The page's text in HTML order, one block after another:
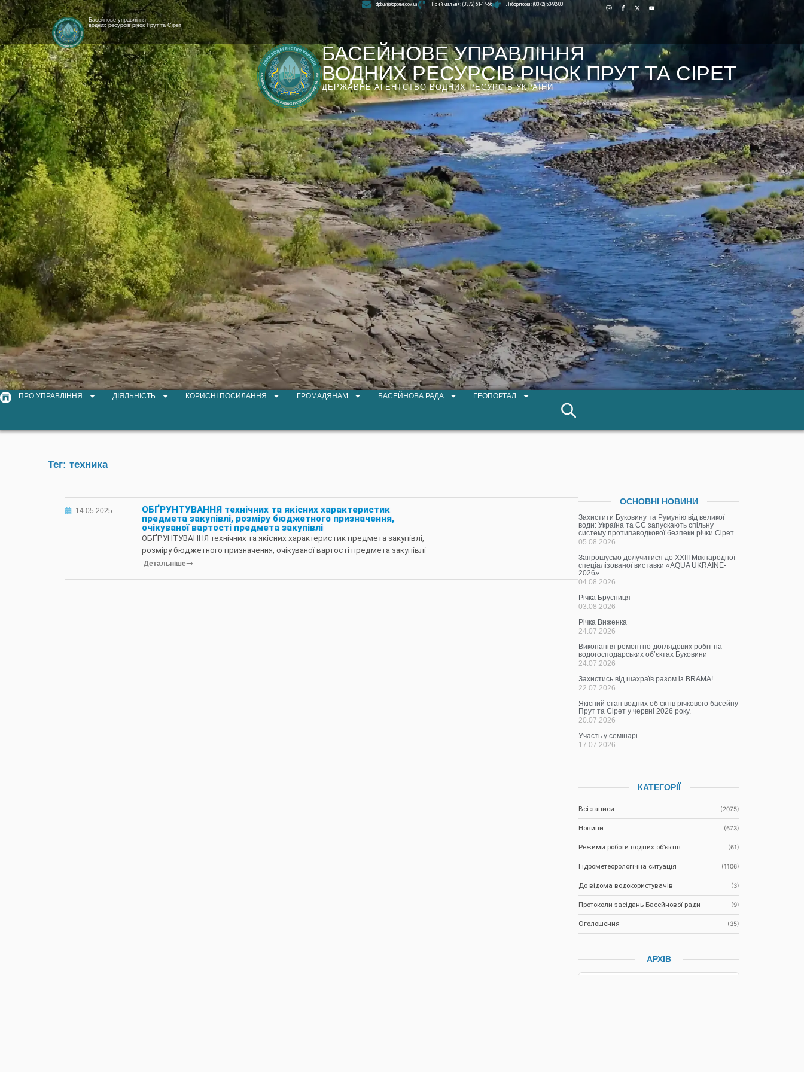
[newyear_garland]
Басейнове управління
водних ресурсів річок Прут та Сірет
Лабораторія: (0372) 53-92-00
dpbuvr@dpbuvr.gov.ua Приймальня: (0372) 51-14-56
БАСЕЙНОВЕ УПРАВЛІННЯ
ВОДНИХ РЕСУРСІВ РІЧОК ПРУТ ТА СІРЕТ
ДЕРЖАВНЕ АГЕНТСТВО ВОДНИХ РЕСУРСІВ УКРАЇНИ
ПРО УПРАВЛІННЯ ДІЯЛЬНІСТЬ КОРИСНІ ПОСИЛАННЯ ГРОМАДЯНАМ БАСЕЙНОВА РАДА ГЕОПОРТАЛ
Тег: техника
14.05.2025
ОБҐРУНТУВАННЯ технічних та якісних характеристик
предмета закупівлі, розміру бюджетного призначення,
очікуваної вартості предмета закупівлі
ОБҐРУНТУВАННЯ технічних та якісних характеристик предмета закупівлі,
розміру бюджетного призначення, очікуваної вартості предмета закупівлі
Детальніше
ОСНОВНІ НОВИНИ
Захистити Буковину та Румунію від великої
води: Україна та ЄС запускають спільну
систему протипаводкової безпеки річки Сірет
05.08.2026
Запрошуємо долучитися до ХХІІІ Міжнародної
спеціалізованої виставки «AQUA UKRAINE-
2026».
04.08.2026
Річка Брусниця
03.08.2026
Річка Виженка
24.07.2026
Виконання ремонтно-доглядових робіт на
водогосподарських об’єктах Буковини
24.07.2026
Захистись від шахраїв разом із BRAMA!
22.07.2026
Якісний стан водних об’єктів річкового басейну
Прут та Сірет у червні 2026 року.
20.07.2026
Участь у семінарі
17.07.2026
КАТЕГОРІЇ
Всі записи (2075)
Новини (673)
Режими роботи водних об’єктів (61)
Гідрометеорологічна ситуація (1106)
До відома водокористувачів (3)
Протоколи засідань Басейнової ради (9)
Оголошення (35)
АРХІВ